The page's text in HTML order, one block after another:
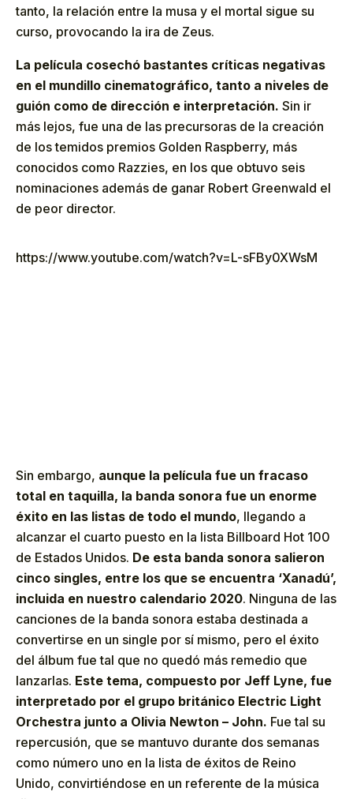
tanto, la relación entre la musa y el mortal sigue su
curso, provocando la ira de Zeus.
La película cosechó bastantes críticas negativas
en el mundillo cinematográfico, tanto a niveles de
guión como de dirección e interpretación. Sin ir
más lejos, fue una de las precursoras de la creación
de los temidos premios Golden Raspberry, más
conocidos como Razzies, en los que obtuvo seis
nominaciones además de ganar Robert Greenwald el
de peor director.
https://www.youtube.com/watch?v=L-sFBy0XWsM
Sin embargo, aunque la película fue un fracaso
total en taquilla, la banda sonora fue un enorme
éxito en las listas de todo el mundo, llegando a
alcanzar el cuarto puesto en la lista Billboard Hot 100
de Estados Unidos. De esta banda sonora salieron
cinco singles, entre los que se encuentra ‘Xanadú’,
incluida en nuestro calendario 2020. Ninguna de las
canciones de la banda sonora estaba destinada a
convertirse en un single por sí mismo, pero el éxito
del álbum fue tal que no quedó más remedio que
lanzarlas. Este tema, compuesto por Jeff Lyne, fue
interpretado por el grupo británico Electric Light
Orchestra junto a Olivia Newton – John. Fue tal su
repercusión, que se mantuvo durante dos semanas
como número uno en la lista de éxitos de Reino
Unido, convirtiéndose en un referente de la música